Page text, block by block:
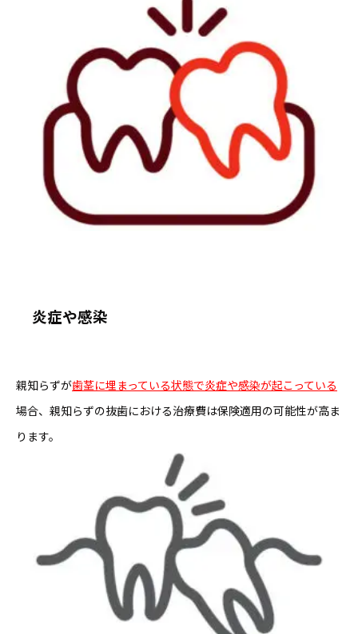
炎症や感染
親知らずが歯茎に埋まっている状態で炎症や感染が起こっている
場合、親知らずの抜歯における治療費は保険適用の可能性が高ま
ります。